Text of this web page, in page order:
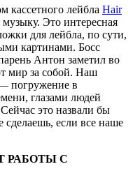
кассетного лейбла Hair
Это интересная
для лейбла, по сути,
картинами. Босс
Антон заметил во
мир за собой. Наш
погружение в
глазами людей
это назвали бы
сделаешь, если все наше
РАБОТЫ С